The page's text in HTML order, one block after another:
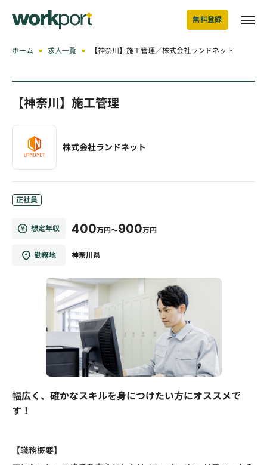
無料登録
ホーム 求人一覧 【神奈川】施工管理／株式会社ランドネット
【神奈川】施工管理
株式会社ランドネット
正社員
想定年収 400万円～900万円
勤務地 神奈川県
幅広く、確かなスキルを身につけたい方にオススメで
す！
【職務概要】